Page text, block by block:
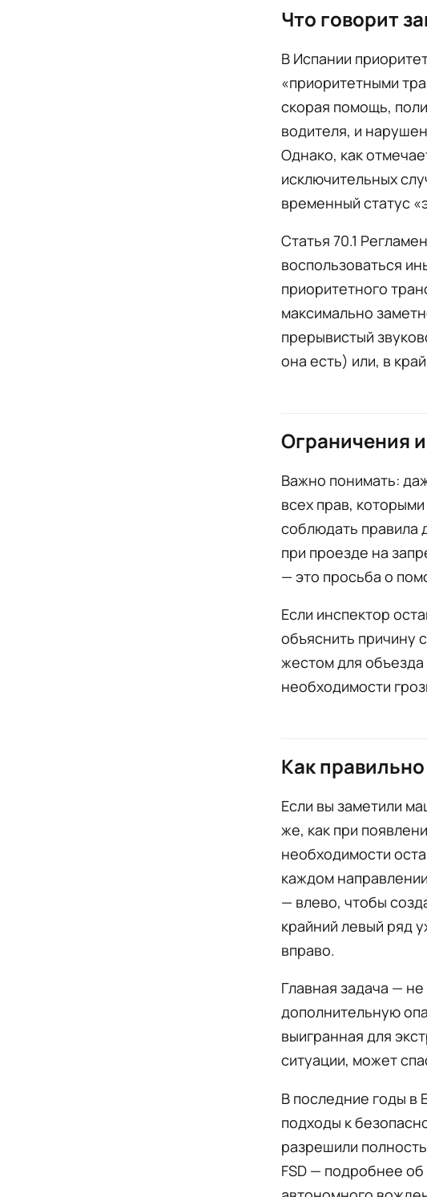
Что говорит
В Испании
«приоритетными
скорая помощь,
водителя, и
Однако, как
исключительных
временный статус
Статья 70.1
воспользоваться
приоритетного
максимально
прерывистый
она есть) или, в
Ограничения
Важно понимать:
всех прав,
соблюдать правила
при проезде на
— это просьба о
Если инспектор
объяснить причину
жестом для
необходимости
Как
Если вы заметили
же, как при
необходимости
каждом
— влево, чтобы
крайний левый ряд
вправо.
Главная задача —
дополнительную
выигранная для
ситуации, может
В последние годы в
подходы к
разрешили
FSD — подробнее